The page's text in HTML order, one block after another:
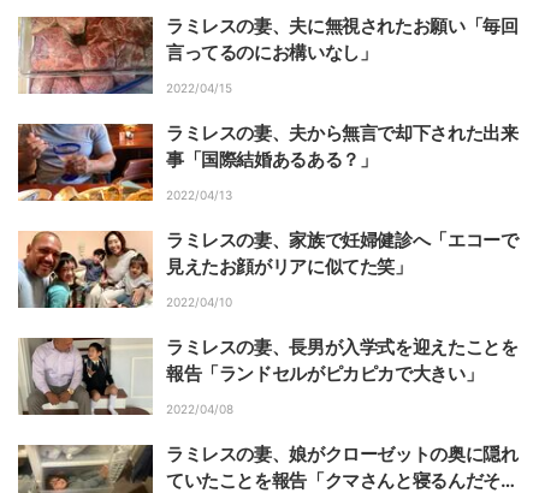
ラミレスの妻、夫に無視されたお願い「毎回
言ってるのにお構いなし」
2022/04/15
ラミレスの妻、夫から無言で却下された出来
事「国際結婚あるある？」
2022/04/13
ラミレスの妻、家族で妊婦健診へ「エコーで
見えたお顔がリアに似てた笑」
2022/04/10
ラミレスの妻、長男が入学式を迎えたことを
報告「ランドセルがピカピカで大きい」
2022/04/08
ラミレスの妻、娘がクローゼットの奥に隠れ
ていたことを報告「クマさんと寝るんだそ